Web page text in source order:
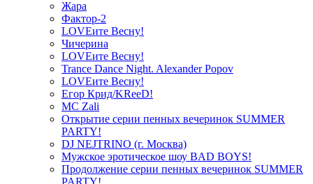
Жара
Фактор-2
LOVEите Весну!
Чичерина
LOVEите Весну!
Trance Dance Night. Alexander Popov
LOVEите Весну!
Егор Крид/KReeD!
MC Zali
Открытие серии пенных вечеринок SUMMER
PARTY!
DJ NEJTRINO (г. Москва)
Мужское эротическое шоу BAD BOYS!
Продолжение серии пенных вечеринок SUMMER
PARTY!